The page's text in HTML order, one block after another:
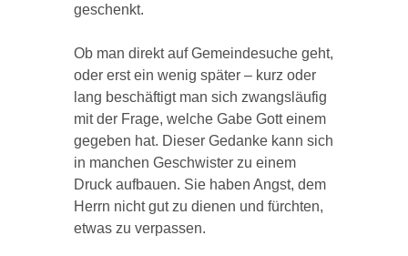
geschenkt.
Ob man direkt auf Gemeindesuche geht,
oder erst ein wenig später – kurz oder
lang beschäftigt man sich zwangsläufig
mit der Frage, welche Gabe Gott einem
gegeben hat. Dieser Gedanke kann sich
in manchen Geschwister zu einem
Druck aufbauen. Sie haben Angst, dem
Herrn nicht gut zu dienen und fürchten,
etwas zu verpassen.